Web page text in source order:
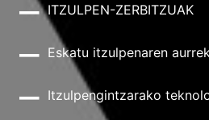
ITZULPEN-ZERBITZUAK
Eskatu itzulpenaren
Itzulpengintzarako